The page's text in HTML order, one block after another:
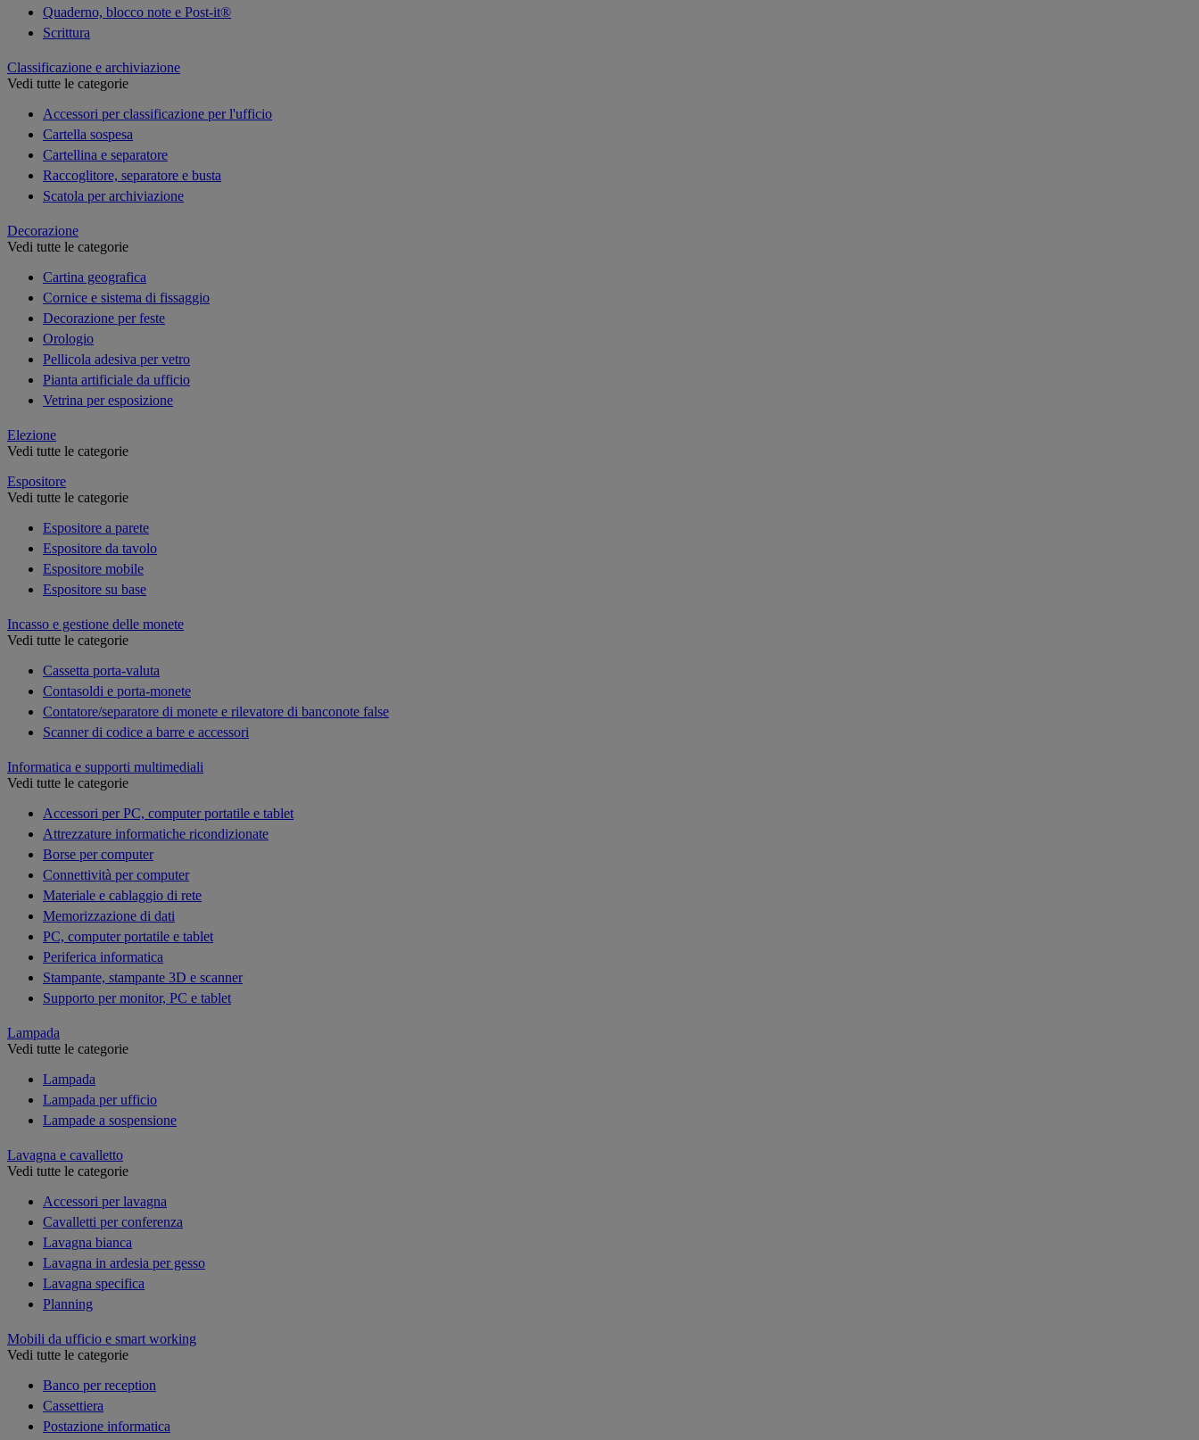
Quaderno, blocco note e Post-it®
Scrittura
Classificazione e archiviazione
Vedi tutte le categorie
Accessori per classificazione per l'ufficio
Cartella sospesa
Cartellina e separatore
Raccoglitore, separatore e busta
Scatola per archiviazione
Decorazione
Vedi tutte le categorie
Cartina geografica
Cornice e sistema di fissaggio
Decorazione per feste
Orologio
Pellicola adesiva per vetro
Pianta artificiale da ufficio
Vetrina per esposizione
Elezione
Vedi tutte le categorie
Espositore
Vedi tutte le categorie
Espositore a parete
Espositore da tavolo
Espositore mobile
Espositore su base
Incasso e gestione delle monete
Vedi tutte le categorie
Cassetta porta-valuta
Contasoldi e porta-monete
Contatore/separatore di monete e rilevatore di banconote false
Scanner di codice a barre e accessori
Informatica e supporti multimediali
Vedi tutte le categorie
Accessori per PC, computer portatile e tablet
Attrezzature informatiche ricondizionate
Borse per computer
Connettività per computer
Materiale e cablaggio di rete
Memorizzazione di dati
PC, computer portatile e tablet
Periferica informatica
Stampante, stampante 3D e scanner
Supporto per monitor, PC e tablet
Lampada
Vedi tutte le categorie
Lampada
Lampada per ufficio
Lampade a sospensione
Lavagna e cavalletto
Vedi tutte le categorie
Accessori per lavagna
Cavalletti per conferenza
Lavagna bianca
Lavagna in ardesia per gesso
Lavagna specifica
Planning
Mobili da ufficio e smart working
Vedi tutte le categorie
Banco per reception
Cassettiera
Postazione informatica